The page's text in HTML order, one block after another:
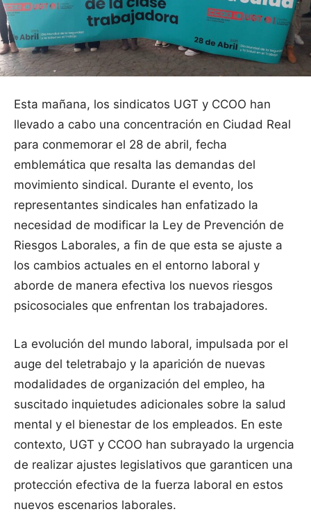
Esta mañana, los sindicatos UGT y CCOO han
llevado a cabo una concentración en Ciudad Real
para conmemorar el 28 de abril, fecha
emblemática que resalta las demandas del
movimiento sindical. Durante el evento, los
representantes sindicales han enfatizado la
necesidad de modificar la Ley de Prevención de
Riesgos Laborales, a fin de que esta se ajuste a
los cambios actuales en el entorno laboral y
aborde de manera efectiva los nuevos riesgos
psicosociales que enfrentan los trabajadores.
La evolución del mundo laboral, impulsada por el
auge del teletrabajo y la aparición de nuevas
modalidades de organización del empleo, ha
suscitado inquietudes adicionales sobre la salud
mental y el bienestar de los empleados. En este
contexto, UGT y CCOO han subrayado la urgencia
de realizar ajustes legislativos que garanticen una
protección efectiva de la fuerza laboral en estos
nuevos escenarios laborales.